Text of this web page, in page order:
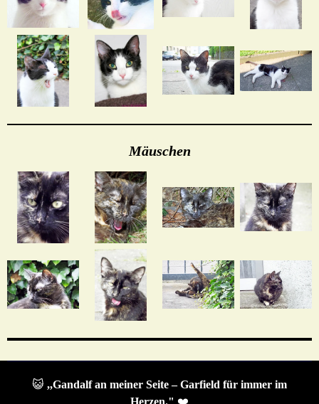
Mäuschen
😺 ,,Gandalf an meiner Seite – Garfield für immer im
Herzen." ❤️